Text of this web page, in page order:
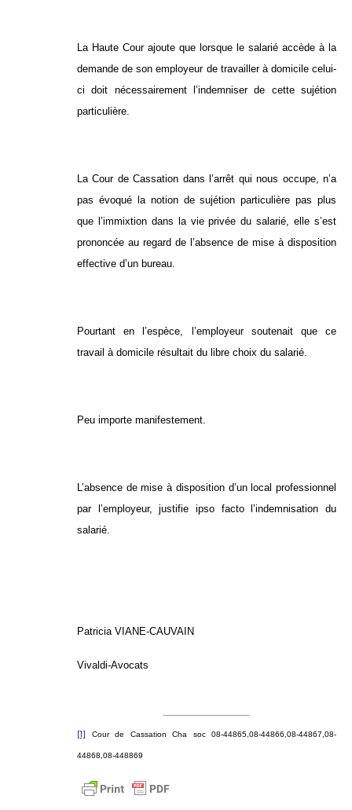
La Haute Cour ajoute que lorsque le salarié accède à la
demande de son employeur de travailler à domicile celui-
ci doit nécessairement l’indemniser de cette sujétion
particulière.
La Cour de Cassation dans l’arrêt qui nous occupe, n’a
pas évoqué la notion de sujétion particulière pas plus
que l’immixtion dans la vie privée du salarié, elle s’est
prononcée au regard de l’absence de mise à disposition
effective d’un bureau.
Pourtant en l’espèce, l’employeur soutenait que ce
travail à domicile résultait du libre choix du salarié.
Peu importe manifestement.
L’absence de mise à disposition d’un local professionnel
par l’employeur, justifie ipso facto l’indemnisation du
salarié.
Patricia VIANE-CAUVAIN
Vivaldi-Avocats
[1] Cour de Cassation Cha soc 08-44865,08-44866,08-44867,08-
44868,08-448869